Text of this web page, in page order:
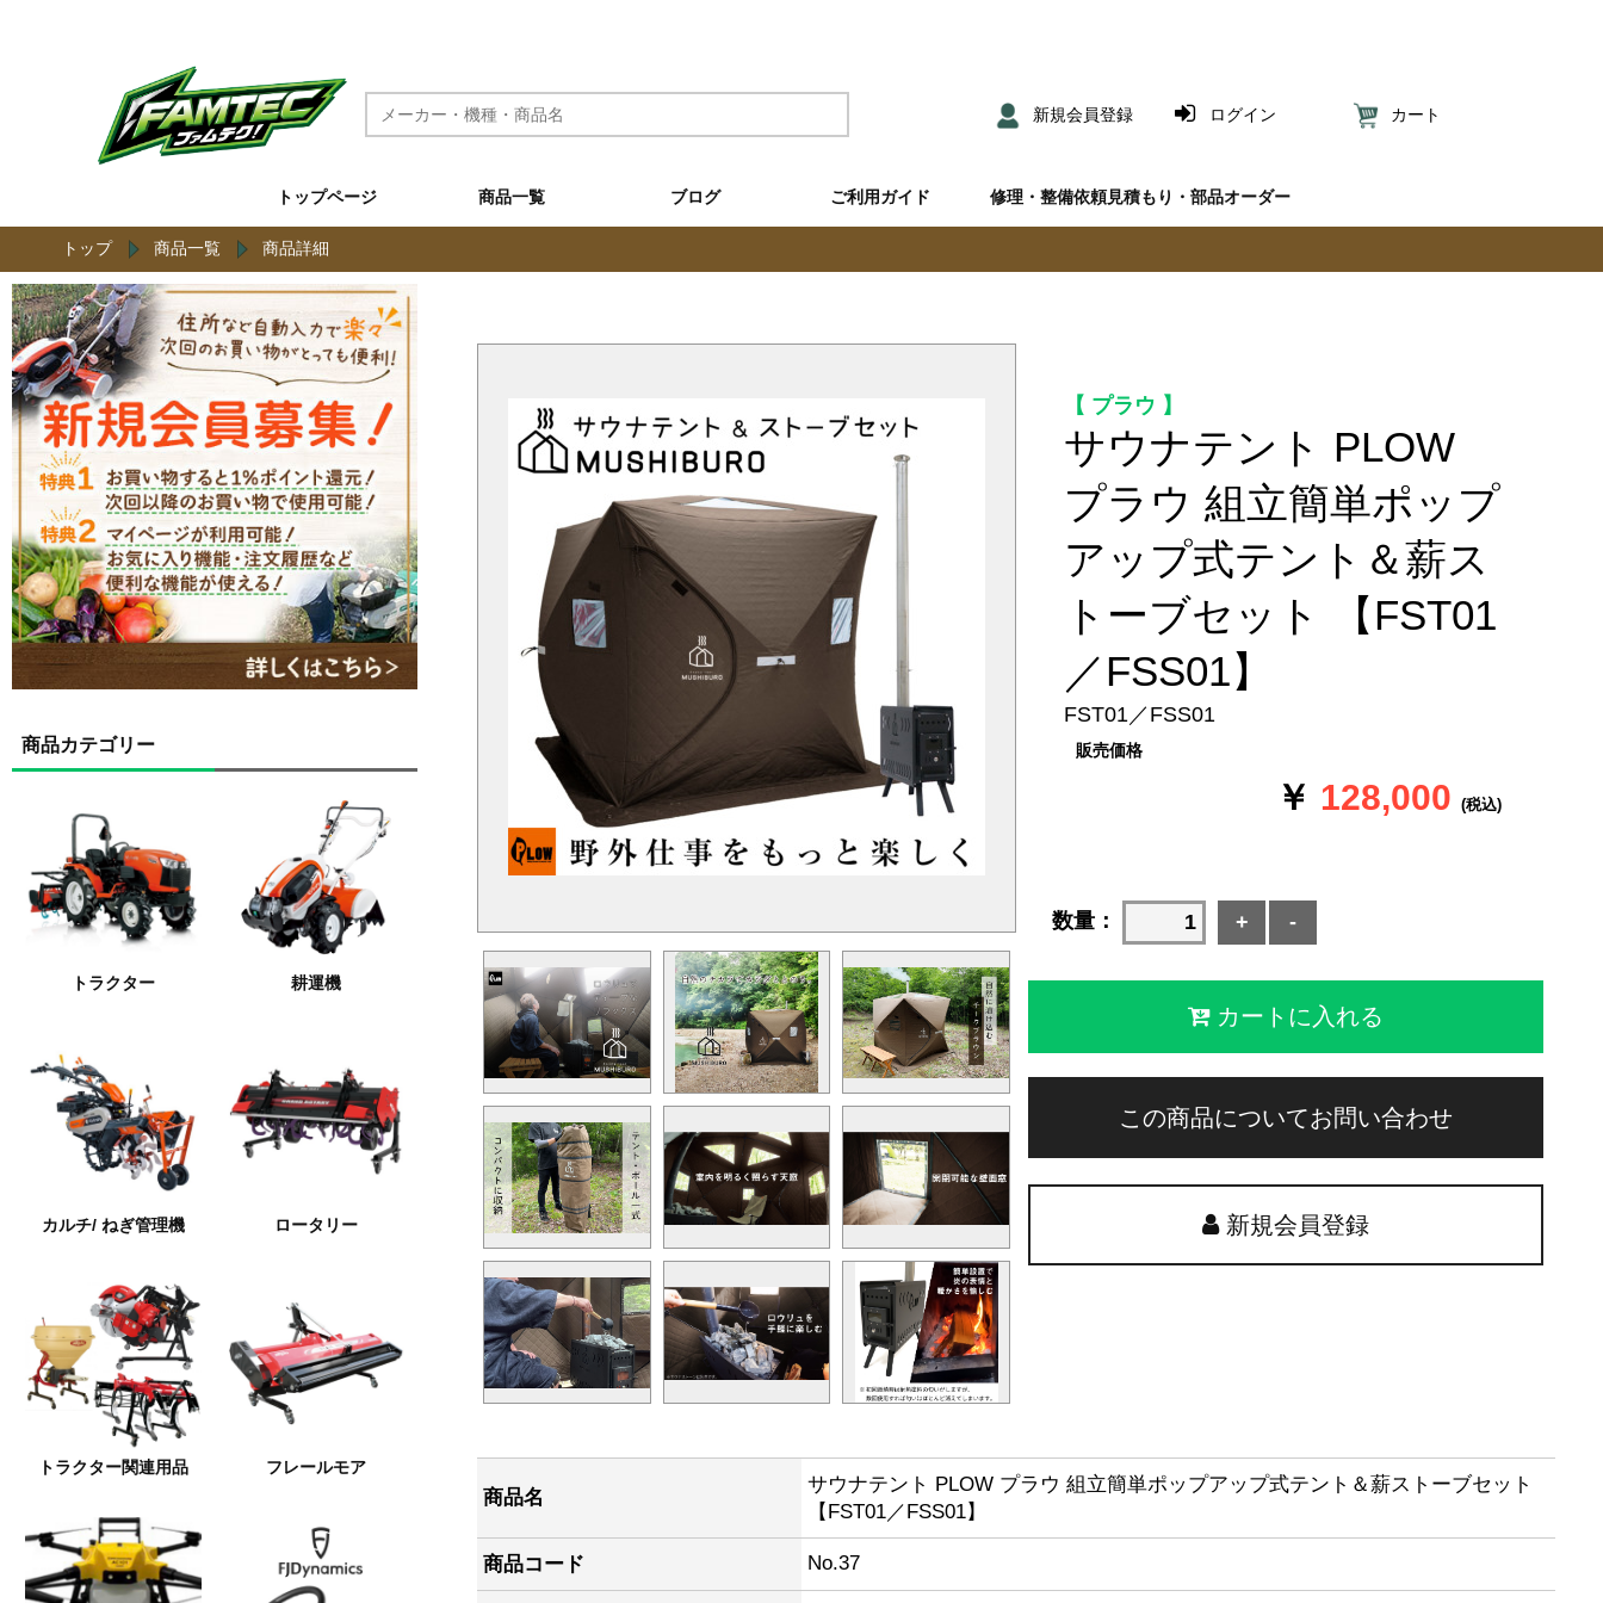
新規会員登録 ログイン カート
トップページ 商品一覧 ブログ ご利用ガイド 修理・整備依頼見積もり・部品オーダー
トップ 商品一覧 商品詳細
商品カテゴリー
トラクター 耕運機
カルチ/ ねぎ管理機 ロータリー
トラクター関連用品 フレールモア
プラウ
サウナテント PLOW
プラウ 組立簡単ポップ
アップ式テント＆薪ス
トーブセット 【FST01
／FSS01】
FST01／FSS01
販売価格
￥ 128,000 (税込)
数量： + -
この商品についてお問い合わせ
新規会員登録
商品名
サウナテント PLOW プラウ 組立簡単ポップアップ式テント＆薪ストーブセット
【FST01／FSS01】
商品コード No.37